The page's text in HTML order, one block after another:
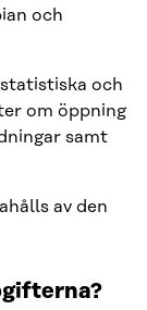
och
och
om öppning
samt
av den